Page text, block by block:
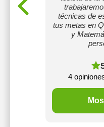
técnicas de
tus metas en
y
4